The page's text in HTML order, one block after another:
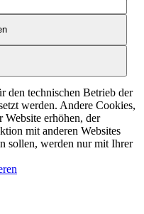
den technischen Betrieb der
werden. Andere Cookies,
erhöhen, der
mit anderen Websites
sollen, werden nur mit Ihrer